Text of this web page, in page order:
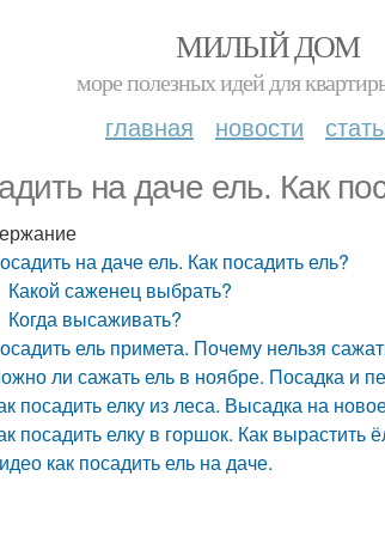
МИЛЫЙ ДОМ
море полезных идей для
главная новости
на даче ель. Как
на даче ель. Как посадить ель?
Какой саженец выбрать?
Когда высаживать?
ель примета. Почему нельзя
ли сажать ель в ноябре. Посадка и
посадить елку из леса. Высадка на
посадить елку в горшок. Как вырастить
как посадить ель на даче.